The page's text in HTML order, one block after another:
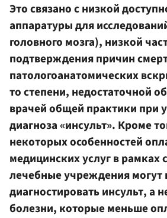
Это связано с низкой
аппаратуры для
головного мозга), низкой
подтверждения причин
патологоанатомических
то степени, недостаточной
врачей общей практики при
диагноза «инсульт». Кроме
некоторых особенностей
медицинских услуг в
лечебные учреждения могут
диагностировать инсульт, а
болезни, которые меньше